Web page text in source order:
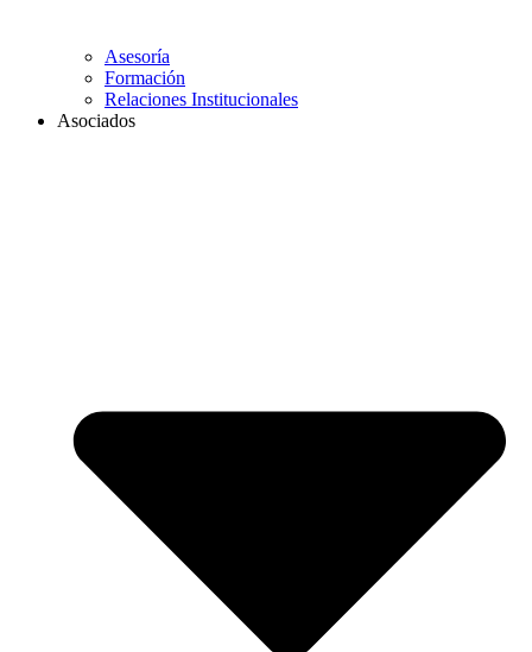
Asesoría
Formación
Relaciones Institucionales
Asociados